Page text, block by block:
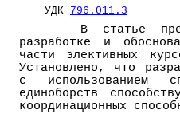
УДК 796.011.3
В статье
разработке и
части элективных
Установлено, что
с использованием
единоборств
координационных